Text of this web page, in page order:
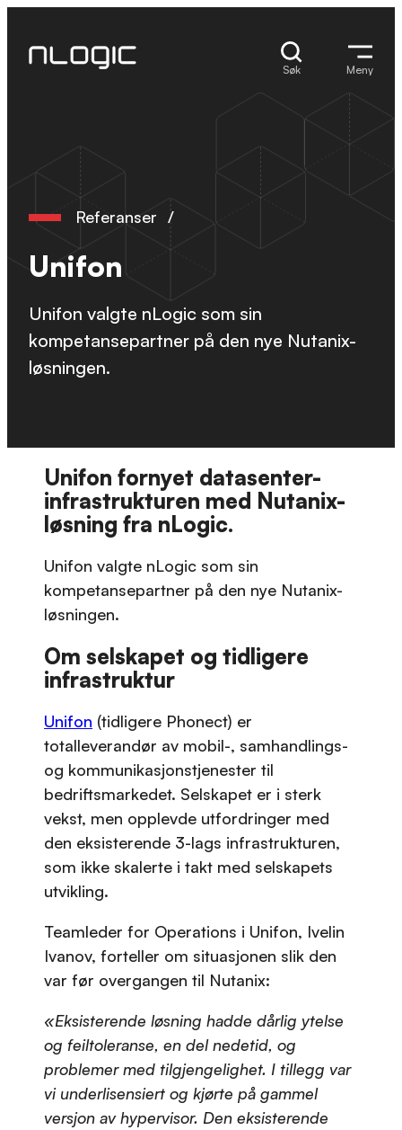
innhold
Søk Meny
Referanser /
Unifon
Unifon valgte nLogic som sin
kompetansepartner på den nye Nutanix-
løsningen.
Unifon fornyet datasenter-
infrastrukturen med Nutanix-
løsning fra nLogic.
Unifon valgte nLogic som sin
kompetansepartner på den nye Nutanix-
løsningen.
Om selskapet og tidligere
infrastruktur
Unifon (tidligere Phonect) er
totalleverandør av mobil-, samhandlings-
og kommunikasjonstjenester til
bedriftsmarkedet. Selskapet er i sterk
vekst, men opplevde utfordringer med
den eksisterende 3-lags infrastrukturen,
som ikke skalerte i takt med selskapets
utvikling.
Teamleder for Operations i Unifon, Ivelin
Ivanov, forteller om situasjonen slik den
var før overgangen til Nutanix:
«Eksisterende løsning hadde dårlig ytelse
og feiltoleranse, en del nedetid, og
problemer med tilgjengelighet. I tillegg var
vi underlisensiert og kjørte på gammel
versjon av hypervisor. Den eksisterende